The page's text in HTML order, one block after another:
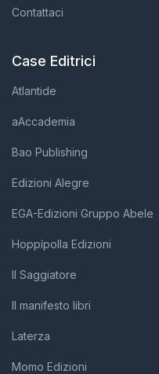
Contattaci
Case Editrici
Atlantide
aAccademia
Bao Publishing
Edizioni Alegre
EGA-Edizioni Gruppo Abele
Hoppípolla Edizioni
Il Saggiatore
Il manifesto libri
Laterza
Momo Edizioni